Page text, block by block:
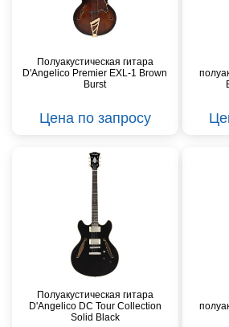
Полуакустическая гитара
D'Angelico Premier EXL-1 Brown
Burst
Цена по запросу
Полуакустическая гитара
D'Angelico DC Tour Collection
Solid Black